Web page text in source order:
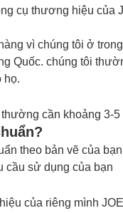
cụ thương hiệu của
vì chúng tôi ở
Quốc. chúng tôi
họ.
cần khoảng 3-5
theo bản vẽ của
cầu sử dụng của bạn
của riêng mình